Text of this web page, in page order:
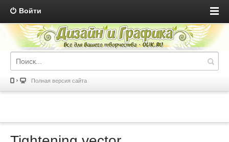
Войти
Полная версия сайта